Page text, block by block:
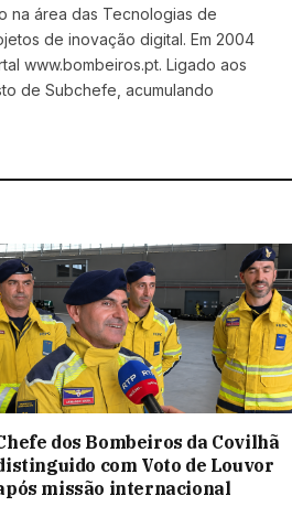
na área das Tecnologias de
de inovação digital. Em 2004
www.bombeiros.pt. Ligado aos
de Subchefe, acumulando
dos Bombeiros da Covilhã
com Voto de Louvor
missão internacional